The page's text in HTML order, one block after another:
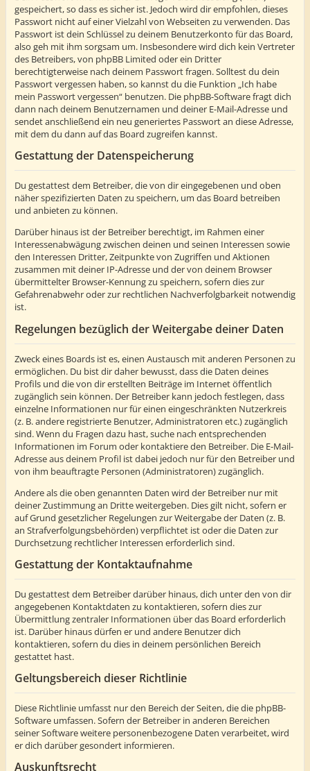
gespeichert, so dass es sicher ist. Jedoch wird dir empfohlen, dieses
Passwort nicht auf einer Vielzahl von Webseiten zu verwenden. Das
Passwort ist dein Schlüssel zu deinem Benutzerkonto für das Board,
also geh mit ihm sorgsam um. Insbesondere wird dich kein Vertreter
des Betreibers, von phpBB Limited oder ein Dritter
berechtigterweise nach deinem Passwort fragen. Solltest du dein
Passwort vergessen haben, so kannst du die Funktion „Ich habe
mein Passwort vergessen“ benutzen. Die phpBB-Software fragt dich
dann nach deinem Benutzernamen und deiner E-Mail-Adresse und
sendet anschließend ein neu generiertes Passwort an diese Adresse,
mit dem du dann auf das Board zugreifen kannst.
Gestattung der Datenspeicherung
Du gestattest dem Betreiber, die von dir eingegebenen und oben
näher spezifizierten Daten zu speichern, um das Board betreiben
und anbieten zu können.
Darüber hinaus ist der Betreiber berechtigt, im Rahmen einer
Interessenabwägung zwischen deinen und seinen Interessen sowie
den Interessen Dritter, Zeitpunkte von Zugriffen und Aktionen
zusammen mit deiner IP-Adresse und der von deinem Browser
übermittelter Browser-Kennung zu speichern, sofern dies zur
Gefahrenabwehr oder zur rechtlichen Nachverfolgbarkeit notwendig
ist.
Regelungen bezüglich der Weitergabe deiner Daten
Zweck eines Boards ist es, einen Austausch mit anderen Personen zu
ermöglichen. Du bist dir daher bewusst, dass die Daten deines
Profils und die von dir erstellten Beiträge im Internet öffentlich
zugänglich sein können. Der Betreiber kann jedoch festlegen, dass
einzelne Informationen nur für einen eingeschränkten Nutzerkreis
(z. B. andere registrierte Benutzer, Administratoren etc.) zugänglich
sind. Wenn du Fragen dazu hast, suche nach entsprechenden
Informationen im Forum oder kontaktiere den Betreiber. Die E-Mail-
Adresse aus deinem Profil ist dabei jedoch nur für den Betreiber und
von ihm beauftragte Personen (Administratoren) zugänglich.
Andere als die oben genannten Daten wird der Betreiber nur mit
deiner Zustimmung an Dritte weitergeben. Dies gilt nicht, sofern er
auf Grund gesetzlicher Regelungen zur Weitergabe der Daten (z. B.
an Strafverfolgungsbehörden) verpflichtet ist oder die Daten zur
Durchsetzung rechtlicher Interessen erforderlich sind.
Gestattung der Kontaktaufnahme
Du gestattest dem Betreiber darüber hinaus, dich unter den von dir
angegebenen Kontaktdaten zu kontaktieren, sofern dies zur
Übermittlung zentraler Informationen über das Board erforderlich
ist. Darüber hinaus dürfen er und andere Benutzer dich
kontaktieren, sofern du dies in deinem persönlichen Bereich
gestattet hast.
Geltungsbereich dieser Richtlinie
Diese Richtlinie umfasst nur den Bereich der Seiten, die die phpBB-
Software umfassen. Sofern der Betreiber in anderen Bereichen
seiner Software weitere personenbezogene Daten verarbeitet, wird
er dich darüber gesondert informieren.
Auskunftsrecht